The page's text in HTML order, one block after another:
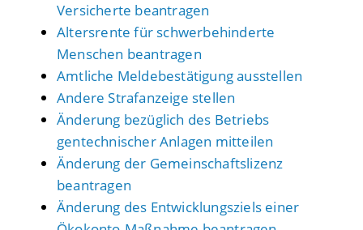
Versicherte beantragen
Altersrente für schwerbehinderte
Menschen beantragen
Amtliche Meldebestätigung ausstellen
Andere Strafanzeige stellen
Änderung bezüglich des Betriebs
gentechnischer Anlagen mitteilen
Änderung der Gemeinschaftslizenz
beantragen
Änderung des Entwicklungsziels einer